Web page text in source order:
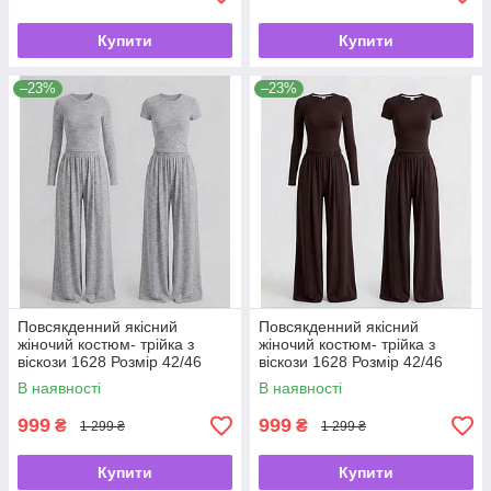
Купити Купити
–23%
Повсякденний якісний
жіночий костюм- трійка з
віскози 1628 Розмір 42/46
В наявності
999 ₴ 1 299 ₴
Купити
–23%
Повсякденний якісний
жіночий костюм- трійка з
віскози 1628 Розмір 42/46
В наявності
999 ₴ 1 299 ₴
Купити